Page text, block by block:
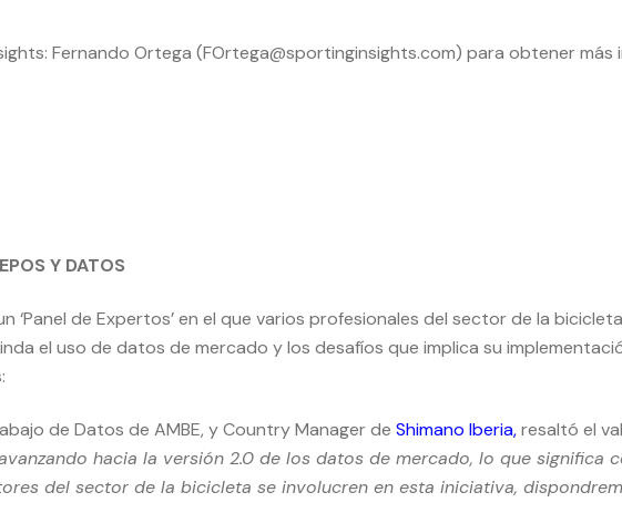
Fernando Ortega (FOrtega@sportinginsights.com) para obtener más
Y DATOS
‘Panel de Expertos’ en el que varios profesionales del sector de la
el uso de datos de mercado y los desafíos que implica su
de Datos de AMBE, y Country Manager de Shimano Iberia,resaltó el
hacia la versión 2.0 de los datos de mercado, lo que significa
del sector de la bicicleta se involucren en esta iniciativa,